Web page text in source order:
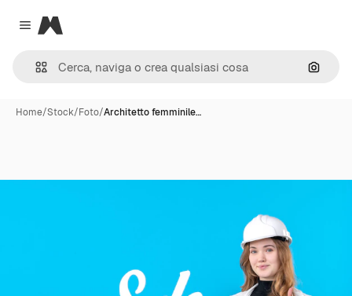
Close menu
Magnific
Cerca
Home/Stock/Foto/Architetto femminile…